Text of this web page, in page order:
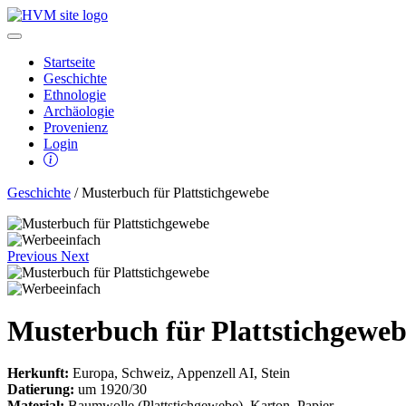
Startseite
Geschichte
Ethnologie
Archäologie
Provenienz
Login
Geschichte / Musterbuch für Plattstichgewebe
Previous Next
Musterbuch für
Herkunft: Europa, Schweiz, Appenzell AI, Stein
Datierung: um 1920/30